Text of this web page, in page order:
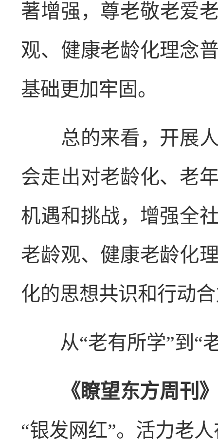
著增强，尊老敬老爱
观、健康老龄化理念
基础更加牢固。
总的来看，开展人
会走出对老龄化、老
机遇和挑战，增强全
老龄观、健康老龄化
化的思想共识和行动
从“老有所学”到“
《瞭望东方周刊
“银发网红”。活力老